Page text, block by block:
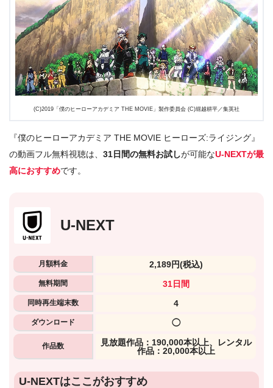
(C)2019「僕のヒーローアカデミア THE MOVIE」製作委員会 (C)堀越耕平／集英社
『僕のヒーローアカデミア THE MOVIE ヒーローズ:ライジング』
の動画フル無料視聴は、 31日間の無料お試しが可能なU-NEXTが最
高におすすめです。
U-NEXT
月額料金 2,189円(税込)
無料期間 31日間
同時再生端末数 4
ダウンロード ◯
作品数
⾒放題作品：190,000本以上、レンタル
作品：20,000本以上
U-NEXTはここがおすすめ